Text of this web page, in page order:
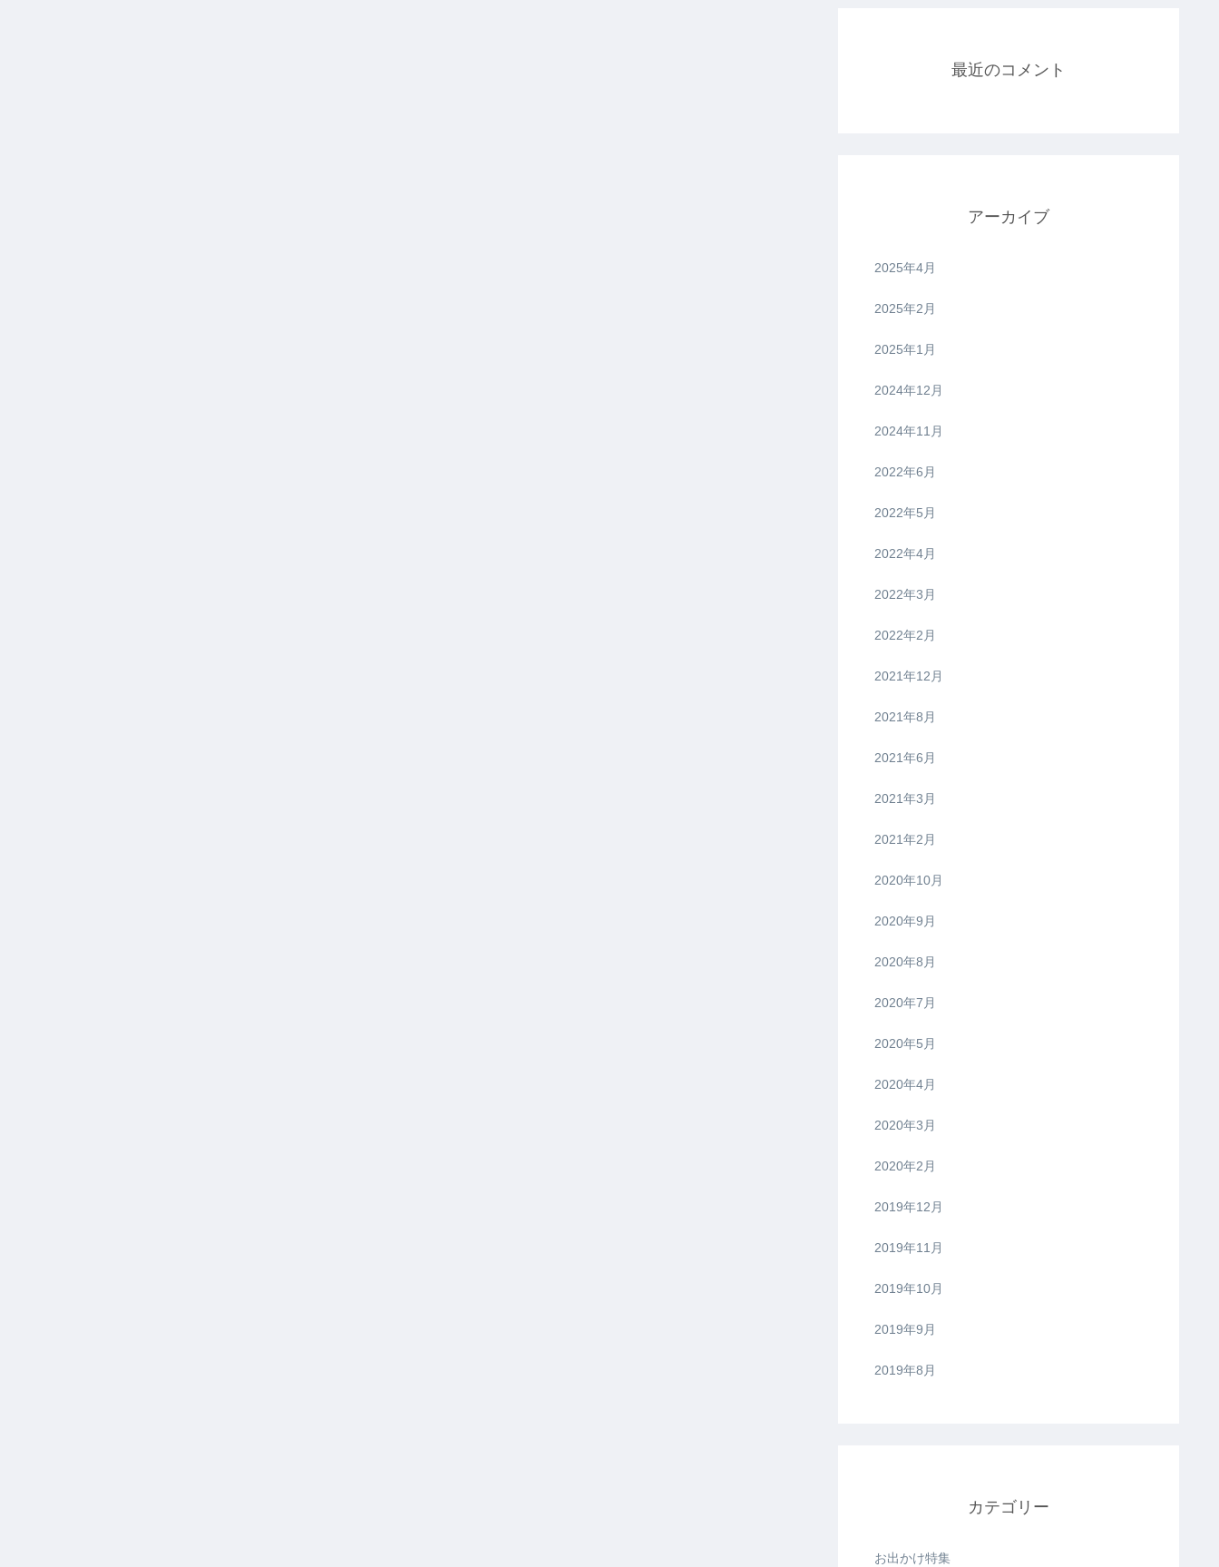
最近のコメント
アーカイブ
2025年4月
2025年2月
2025年1月
2024年12月
2024年11月
2022年6月
2022年5月
2022年4月
2022年3月
2022年2月
2021年12月
2021年8月
2021年6月
2021年3月
2021年2月
2020年10月
2020年9月
2020年8月
2020年7月
2020年5月
2020年4月
2020年3月
2020年2月
2019年12月
2019年11月
2019年10月
2019年9月
2019年8月
カテゴリー
お出かけ特集